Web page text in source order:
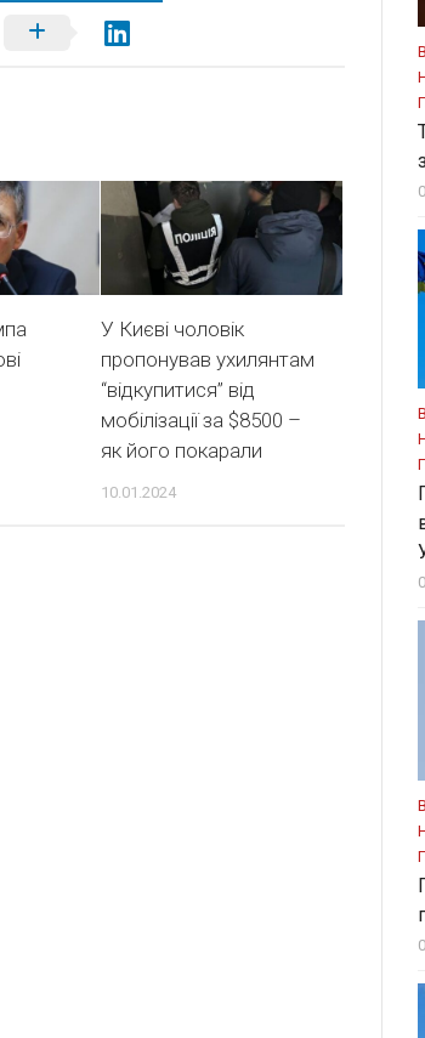
У Києві чоловік
пропонував ухилянтам
“відкупитися” від
мобілізації за $8500 –
як його покарали
10.01.2024